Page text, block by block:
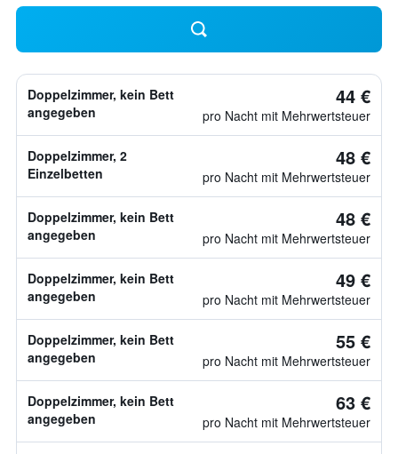
Doppelzimmer, kein Bett
angegeben
44 €
pro Nacht mit Mehrwertsteuer
Doppelzimmer, 2
Einzelbetten
48 €
pro Nacht mit Mehrwertsteuer
Doppelzimmer, kein Bett
angegeben
48 €
pro Nacht mit Mehrwertsteuer
Doppelzimmer, kein Bett
angegeben
49 €
pro Nacht mit Mehrwertsteuer
Doppelzimmer, kein Bett
angegeben
55 €
pro Nacht mit Mehrwertsteuer
Doppelzimmer, kein Bett
angegeben
63 €
pro Nacht mit Mehrwertsteuer